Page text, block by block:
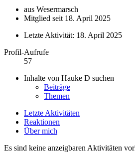
aus Wesermarsch
Mitglied seit 18. April 2025
Letzte Aktivität: 18. April 2025
Profil-Aufrufe
57
Inhalte von Hauke D suchen
Beiträge
Themen
Letzte Aktivitäten
Reaktionen
Über mich
Es sind keine anzeigbaren Aktivitäten